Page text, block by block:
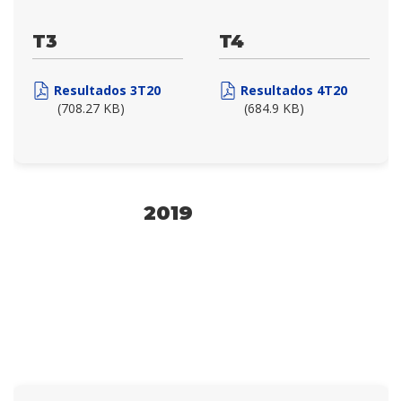
T3
Resultados 3T20
(708.27 KB)
T4
Resultados 4T20
(684.9 KB)
2019